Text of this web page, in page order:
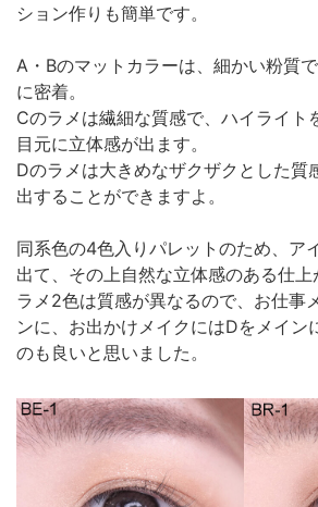
ション作りも簡単です。
A・Bのマットカラーは、細かい粉質
に密着。
Cのラメは繊細な質感で、ハイライト
目元に立体感が出ます。
Dのラメは大きめなザクザクとした質
出することができますよ。
同系色の4色入りパレットのため、ア
出て、その上自然な立体感のある仕
ラメ2色は質感が異なるので、お仕事
ンに、お出かけメイクにはDをメイン
のも良いと思いました。